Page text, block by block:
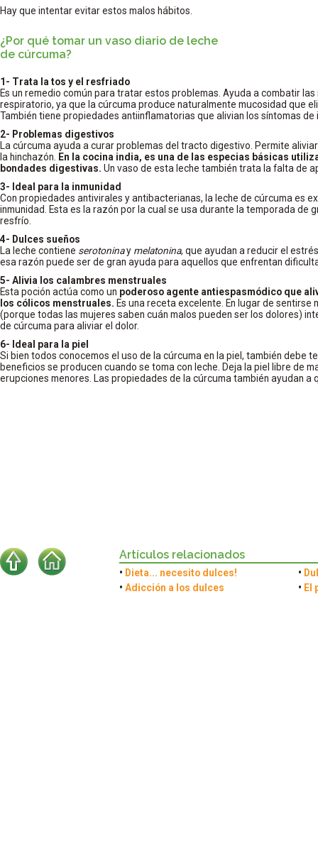
Hay que intentar evitar estos malos hábitos.
¿Por qué tomar un vaso diario de leche
de cúrcuma?
1- Trata la tos y el resfriado
Es un remedio común para tratar estos problemas. Ayuda a combatir
respiratorio, ya que la cúrcuma produce naturalmente mucosidad que
También tiene propiedades antiinflamatorias que alivian los síntomas de
2- Problemas digestivos
La cúrcuma ayuda a curar problemas del tracto digestivo. Permite
la hinchazón. En la cocina india, es una de las especias básicas
bondades digestivas. Un vaso de esta leche también trata la falta de
3- Ideal para la inmunidad
Con propiedades antivirales y antibacterianas, la leche de cúrcuma es
inmunidad. Esta es la razón por la cual se usa durante la temporada de
resfrío.
4- Dulces sueños
La leche contiene serotoninay melatonina, que ayudan a reducir el
esa razón puede ser de gran ayuda para aquellos que enfrentan
5- Alivia los calambres menstruales
Esta poción actúa como un poderoso agente antiespasmódico que
los cólicos menstruales. Es una receta excelente. En lugar de sentirse
(porque todas las mujeres saben cuán malos pueden ser los dolores)
de cúrcuma para aliviar el dolor.
6- Ideal para la piel
Si bien todos conocemos el uso de la cúrcuma en la piel, también debe
beneficios se producen cuando se toma con leche. Deja la piel libre de
erupciones menores. Las propiedades de la cúrcuma también ayudan a
Artículos relacionados
• Dieta... necesito dulces!
• Adicción a los dulces
•
• El